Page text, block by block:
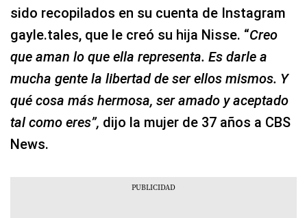
sido recopilados en su cuenta de Instagram
gayle.tales, que le creó su hija Nisse. “Creo
que aman lo que ella representa. Es darle a
mucha gente la libertad de ser ellos mismos. Y
qué cosa más hermosa, ser amado y aceptado
tal como eres”, dijo la mujer de 37 años a CBS
News.